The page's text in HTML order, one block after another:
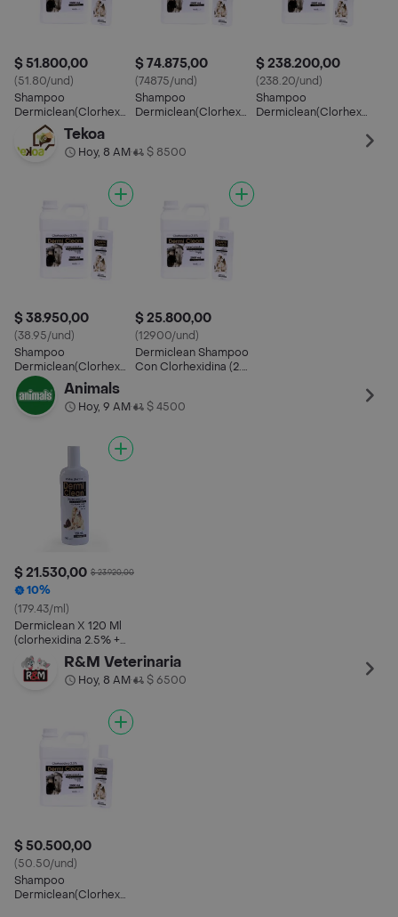
$ 51.800,00
(51.80/und)
Shampoo
Dermiclean(Clorhex
2.5%)X 250 Ml
$ 74.875,00
(74875/und)
Shampoo
Dermiclean(Clorhex
$ 238.200,00
(238.20/und)
Shampoo
Dermiclean(Clorhex
Tekoa
Hoy, 8 AM• $ 8500
$ 38.950,00
(38.95/und)
Shampoo
Dermiclean(Clorhex
2.5%)X 250 Ml
$ 25.800,00
(12900/und)
Dermiclean Shampoo
Con Clorhexidina (2.5
Animals
Hoy, 9 AM• $ 4500
$ 21.530,00 $ 23.920,00
10%
(179.43/ml)
Dermiclean X 120 Ml
(clorhexidina 2.5% +
Avena)
R&M Veterinaria
Hoy, 8 AM• $ 6500
$ 50.500,00
(50.50/und)
Shampoo
Dermiclean(Clorhex